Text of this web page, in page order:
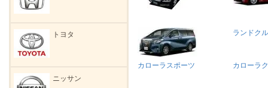
ランドク
カローラスポーツ カローラ
トヨタ
ニッサン